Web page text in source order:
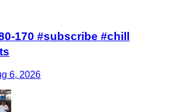
170 #subscribe #chill
6, 2026